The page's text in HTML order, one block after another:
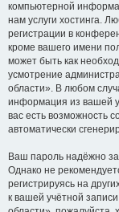
компьютерной
нам услуги хостинга.
регистрации в
кроме вашего имени
может быть как
усмотрение
области». В любом
информация из вашей
вас есть возможность
автоматически
Ваш пароль надёжно
Однако не
регистрируясь на
к вашей учётной